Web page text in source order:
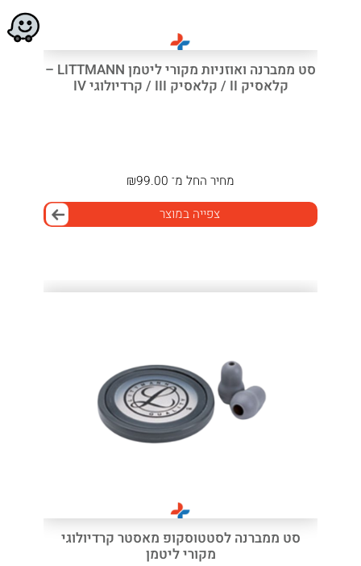
סט ממברנה ואוזניות מקורי ליטמן LITTMANN –
קלאסיק II / קלאסיק III / קרדיולוגי IV
מחיר החל מ־ ₪99.00
צפייה במוצר
סט ממברנה לסטטוסקופ מאסטר קרדיולוגי
מקורי ליטמן